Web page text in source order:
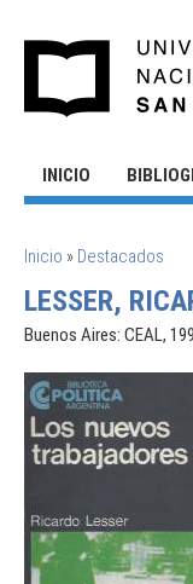
INICIO
SE ENCUENTRA
Inicio » Destacados
LESSER,
Buenos Aires: CEAL,